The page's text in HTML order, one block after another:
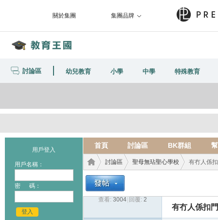
關於集團 集團品牌
討論區 幼兒教育 小學 中學 特殊教育
用戶登入
用戶名稱：
密 碼：
登入
首頁 討論區 BK群組
討論區 聖母無玷聖心學校
›
有冇人係
查看: 3004 回覆: 2
有冇人係扣